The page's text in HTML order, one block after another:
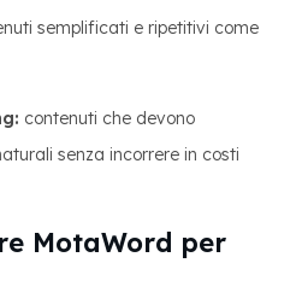
semplificati e ripetitivi come
contenuti che devono
senza incorrere in costi
MotaWord per